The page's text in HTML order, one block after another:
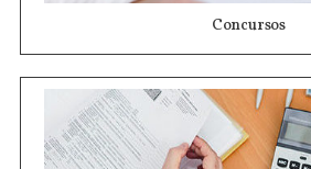
Concursos